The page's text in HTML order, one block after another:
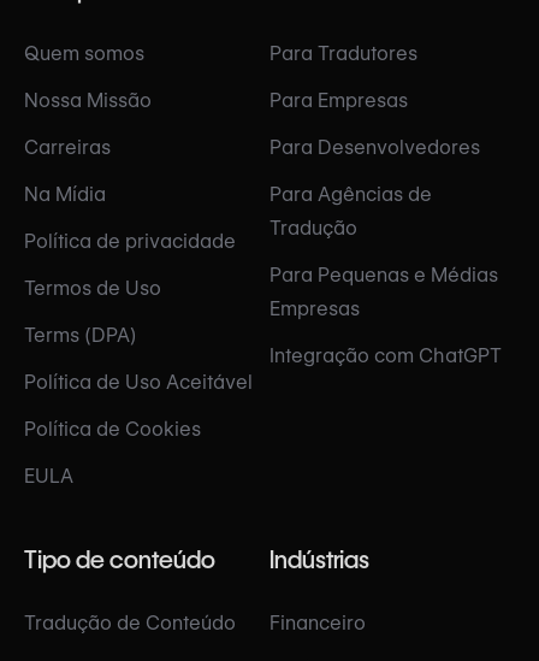
Quem somos
Nossa Missão
Carreiras
Na Mídia
Política de privacidade
Termos de Uso
Terms (DPA)
Política de Uso Aceitável
Política de Cookies
EULA
Para Tradutores
Para Empresas
Para Desenvolvedores
Para Agências de
Tradução
Para Pequenas e Médias
Empresas
Integração com ChatGPT
Tipo de conteúdo
Tradução de Conteúdo
Indústrias
Financeiro